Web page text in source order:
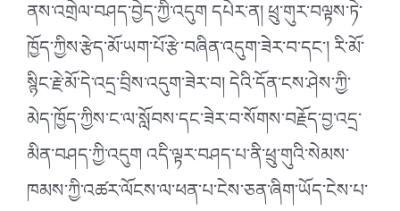
ནས་འགྲེལ་བཤད་བྱེད་ཀྱི་འདུག དཔེར་ན། ཕྲུ་གུར་བལྟས་ཏེ་
ཁྱོད་ཀྱིས་རྩེད་མོ་ཡག་པོ་རྩེ་བཞིན་འདུག་ཟེར་བ་དང་། རི་མོ་
སྙིང་རྗེ་མོ་དེ་འདྲ་བྲིས་འདུག་ཟེར་བ། དེའི་དོན་ངས་ཤེས་ཀྱི་
མེད་ཁྱོད་ཀྱིས་ང་ལ་སློབས་དང་ཟེར་བ་སོགས་བརྗོད་བྱ་འདྲ་
མིན་བཤད་ཀྱི་འདུག འདི་ལྟར་བཤད་པ་ནི་ཕྲུ་གུའི་སེམས་
ཁམས་ཀྱི་འཚར་ལོངས་ལ་ཕན་པ་ངེས་ཅན་ཞིག་ཡོད་ངེས་པ་